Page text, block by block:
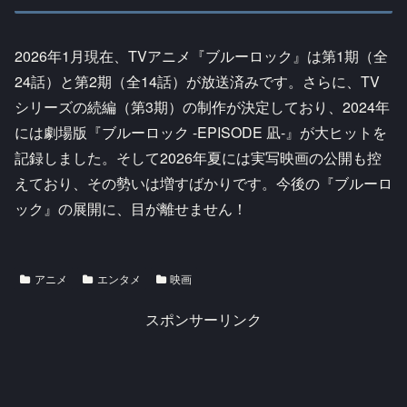
2026年1月現在、TVアニメ『ブルーロック』は第1期（全
24話）と第2期（全14話）が放送済みです。さらに、TV
シリーズの続編（第3期）の制作が決定しており、2024年
には劇場版『ブルーロック -EPISODE 凪-』が大ヒットを
記録しました。そして2026年夏には実写映画の公開も控
えており、その勢いは増すばかりです。今後の『ブルーロ
ック』の展開に、目が離せません！
アニメ エンタメ 映画
スポンサーリンク